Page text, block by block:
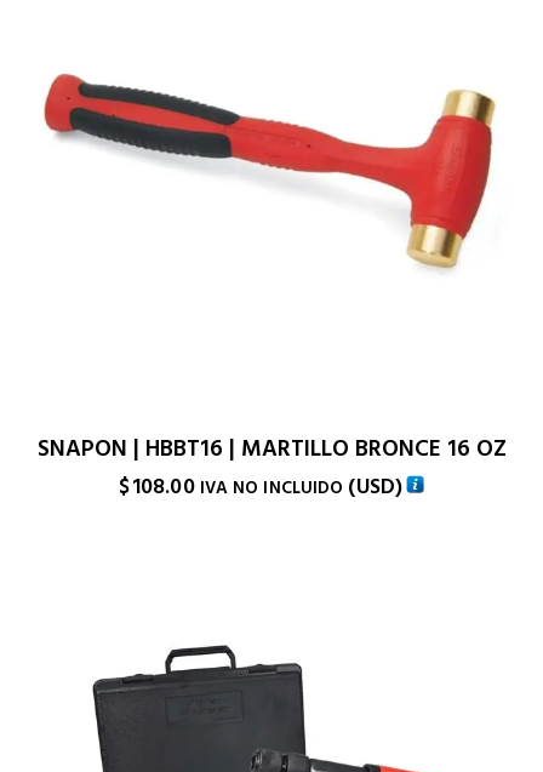
SNAPON | HBBT16 | MARTILLO BRONCE 16 OZ
$108.00 IVA NO INCLUIDO (USD)